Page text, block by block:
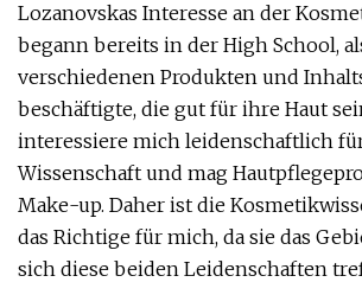
Lozanovskas Interesse an der
begann bereits in der High School,
verschiedenen Produkten und
beschäftigte, die gut für ihre Haut
interessiere mich leidenschaftlich
Wissenschaft und mag
Make-up. Daher ist die
das Richtige für mich, da sie das
sich diese beiden Leidenschaften